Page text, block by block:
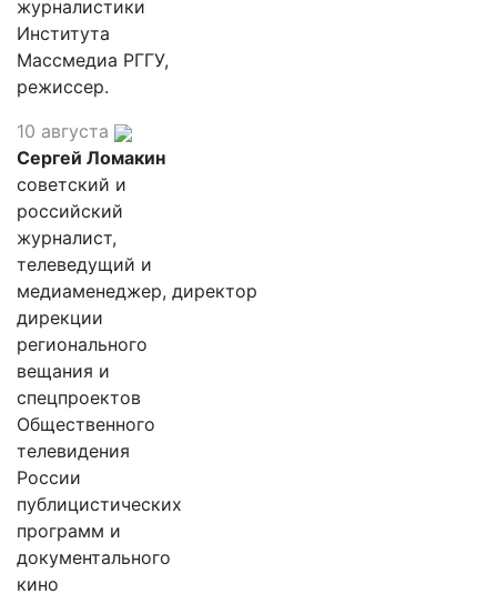
журналистики
Института
Массмедиа РГГУ,
режиссер.
10 августа
Сергей Ломакин
советский и
российский
журналист,
телеведущий и
медиаменеджер, директор
дирекции
регионального
вещания и
спецпроектов
Общественного
телевидения
России
публицистических
программ и
документального
кино